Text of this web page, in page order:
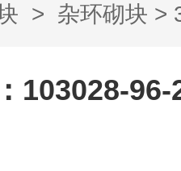
> 杂环砌块 >
103028-96-